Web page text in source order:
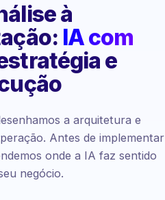
à
IA com
e
a arquitetura e
Antes de implementar
onde a IA faz sentido
negócio.